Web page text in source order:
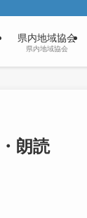
県内地域協会
県内地域協会
朗読